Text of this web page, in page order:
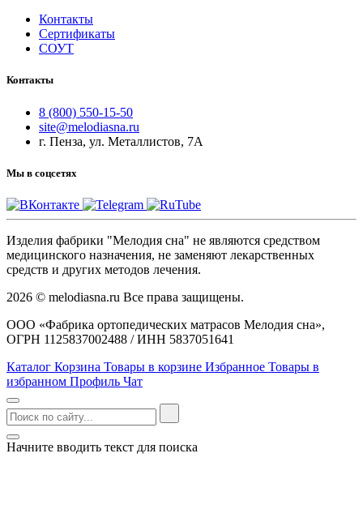
Контакты
Сертификаты
СОУТ
Контакты
8 (800) 550-15-50
site@melodiasna.ru
г. Пенза, ул. Металлистов, 7А
Мы в соцсетях
Изделия фабрики "Мелодия сна" не являются средством
медицинского назначения, не заменяют лекарственных
средств и других методов лечения.
2026 © melodiasna.ru Все права защищены.
ООО «Фабрика ортопедических матрасов Мелодия сна»,
ОГРН 1125837002488 / ИНН 5837051641
Каталог Корзина Товары в корзине Избранное Товары в
избранном Профиль Чат
Начните вводить текст для поиска